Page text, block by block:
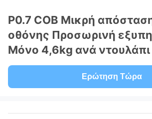
P0.7 COB Μικρή
οθόνης Προσωρινή
Μόνο 4,6kg ανά ντουλάπι
Ερώτηση Τώρα